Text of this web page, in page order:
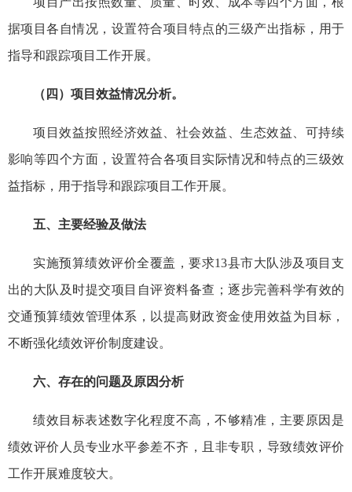
据项目各自情况，设置符合项目特点的三级产出指标，用于
指导和跟踪项目工作开展。
（四）项目效益情况分析。
项目效益按照经济效益、社会效益、生态效益、可持续
影响等四个方面，设置符合各项目实际情况和特点的三级效
益指标，用于指导和跟踪项目工作开展。
五、主要经验及做法
实施预算绩效评价全覆盖，要求13县市大队涉及项目支
出的大队及时提交项目自评资料备查；逐步完善科学有效的
交通预算绩效管理体系，以提高财政资金使用效益为目标，
不断强化绩效评价制度建设。
六、存在的问题及原因分析
绩效目标表述数字化程度不高，不够精准，主要原因是
绩效评价人员专业水平参差不齐，且非专职，导致绩效评价
工作开展难度较大。